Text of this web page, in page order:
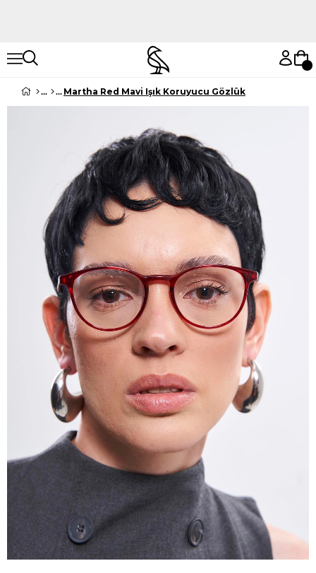
Martha Red Mavi Işık Koruyucu Gözlük